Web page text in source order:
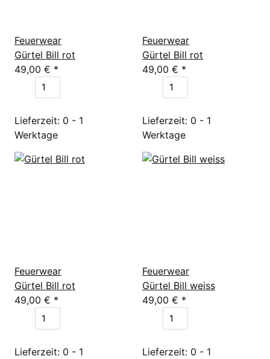
Feuerwear
Gürtel Bill rot
49,00 € *
Lieferzeit: 0 - 1
Werktage
Feuerwear
Gürtel Bill rot
49,00 € *
Lieferzeit: 0 - 1
Werktage
Feuerwear
Gürtel Bill rot
49,00 € *
Lieferzeit: 0 - 1
Feuerwear
Gürtel Bill weiss
49,00 € *
Lieferzeit: 0 - 1